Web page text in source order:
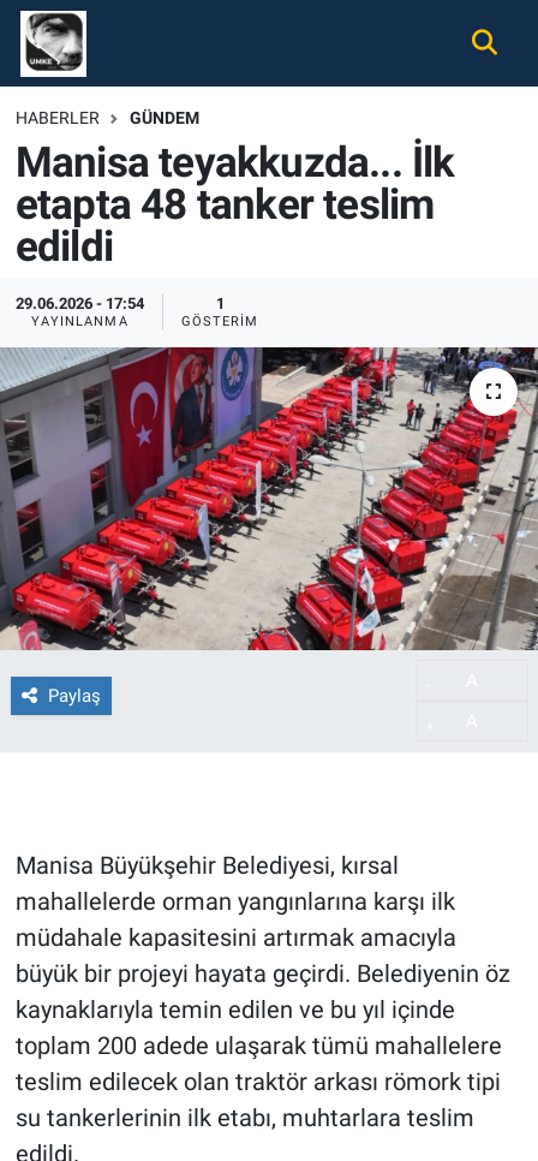
HABERLER GÜNDEM
Manisa teyakkuzda... İlk
etapta 48 tanker teslim
edildi
29.06.2026 - 17:54
YAYINLANMA
1
GÖSTERIM
Paylaş
Manisa Büyükşehir Belediyesi, kırsal
mahallelerde orman yangınlarına karşı ilk
müdahale kapasitesini artırmak amacıyla
büyük bir projeyi hayata geçirdi. Belediyenin öz
kaynaklarıyla temin edilen ve bu yıl içinde
toplam 200 adede ulaşarak tümü mahallelere
teslim edilecek olan traktör arkası römork tipi
su tankerlerinin ilk etabı, muhtarlara teslim
edildi.
Gündem
Ekonomi
Spor
Tüm Haberler
İletişim
Künye
Nöbetçi Eczaneler
Hava Durumu
Namaz Vakitleri
Süper Lig Puan Durumu ve Fikstür
Tüm Manşetler
Son Dakika Haberleri
Haber Arşivi